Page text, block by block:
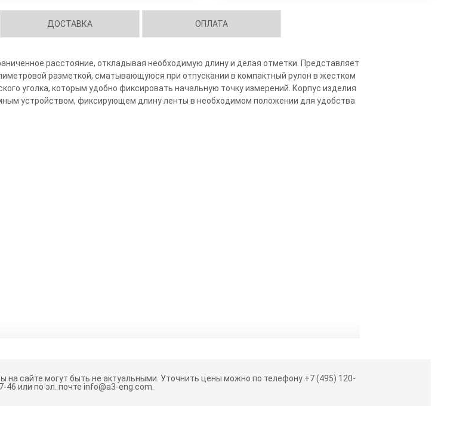
ДОСТАВКА ОПЛАТА
расстояние, откладывая необходимую длину и делая отметки. Представляет
разметкой, сматывающуюся при отпускании в компактный рулон в жестком
уголка, которым удобно фиксировать начальную точку измерений. Корпус изделия
устройством, фиксирующем длину ленты в необходимом положении для удобства
на сайте могут быть не актуальными. Уточнить цены можно по телефону +7 (495) 120-
46 или по эл. почте info@a3-eng.com.